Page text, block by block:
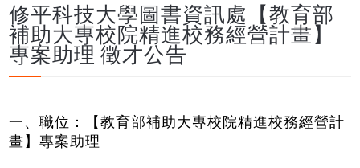
修平科技大學圖書資訊處【教育部
補助大專校院精進校務經營計畫】
專案助理 徵才公告
一、職位：【教育部補助大專校院精進校務經營計
畫】專案助理